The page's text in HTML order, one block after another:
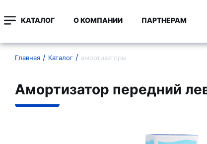
КАТАЛОГ О КОМПАНИИ ПАРТНЕРАМ
Главная Каталог амортизаторы
Амортизатор передний